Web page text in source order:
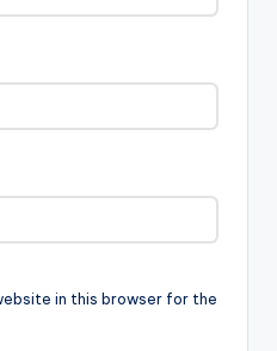
in this browser for the